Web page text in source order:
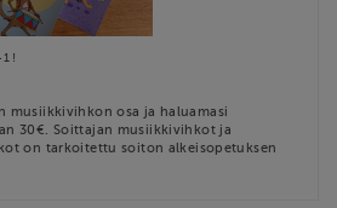
musiikkivihkon osa ja haluamasi
30€. Soittajan musiikkivihkot ja
on tarkoitettu soiton alkeisopetuksen